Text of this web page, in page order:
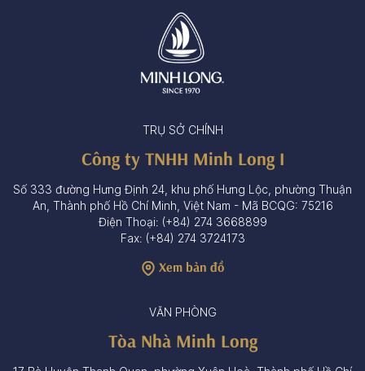
TRỤ SỞ CHÍNH
Công ty TNHH Minh Long I
Số 333 đường Hưng Định 24, khu phố Hưng Lộc, phường Thuận
An, Thành phố Hồ Chí Minh, Việt Nam - Mã BCQG: 75216
Điện Thoại: (+84) 274 3668899
Fax: (+84) 274 3724173
Xem bản đồ
VĂN PHÒNG
Tòa Nhà Minh Long